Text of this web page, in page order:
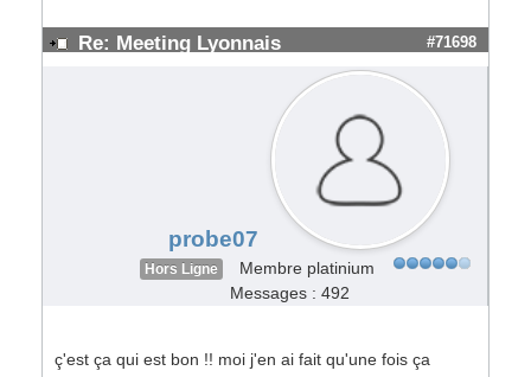
Re: Meeting Lyonnais #71698
probe07
Hors Ligne
Membre platinium
Messages : 492
ç'est ça qui est bon !! moi j'en ai fait qu'une fois ça